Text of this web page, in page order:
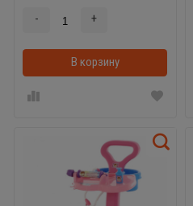
- +
В корзину